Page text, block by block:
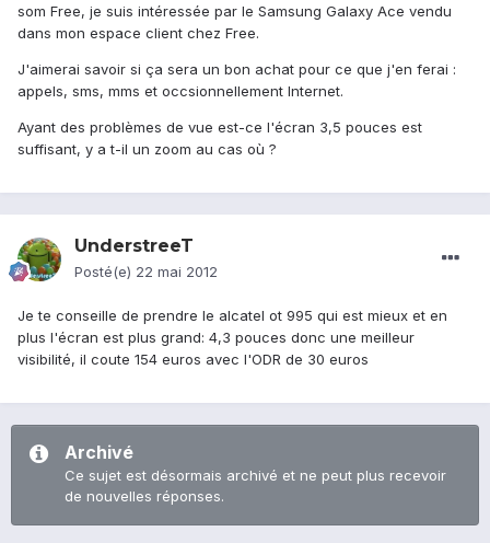
som Free, je suis intéressée par le Samsung Galaxy Ace vendu
dans mon espace client chez Free.
J'aimerai savoir si ça sera un bon achat pour ce que j'en ferai :
appels, sms, mms et occsionnellement Internet.
Ayant des problèmes de vue est-ce l'écran 3,5 pouces est
suffisant, y a t-il un zoom au cas où ?
UnderstreeT
Posté(e) 22 mai 2012
Je te conseille de prendre le alcatel ot 995 qui est mieux et en
plus l'écran est plus grand: 4,3 pouces donc une meilleur
visibilité, il coute 154 euros avec l'ODR de 30 euros
Archivé
Ce sujet est désormais archivé et ne peut plus recevoir
de nouvelles réponses.